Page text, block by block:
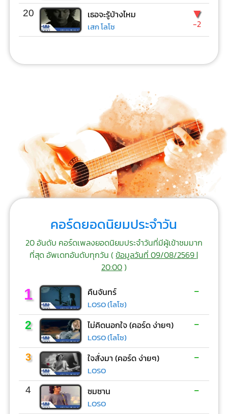
20 เธอจะรู้บ้างไหม
เสก โลโซ
▼
-2
คอร์ดยอดนิยมประจำวัน
20 อันดับ คอร์ดเพลงยอดนิยมประจำวันที่มีผู้เข้าชมมาก
ที่สุด อัพเดทอันดับทุกวัน (ข้อมูลวันที่ 09/08/2569 |
20:00)
1 คืนจันทร์
LOSO (โลโซ)
-
2 ไม่คิดนอกใจ (คอร์ด ง่ายๆ)
LOSO (โลโซ)
-
3 ใจสั่งมา (คอร์ด ง่ายๆ)
LOSO
-
4 ซมซาน
LOSO
-